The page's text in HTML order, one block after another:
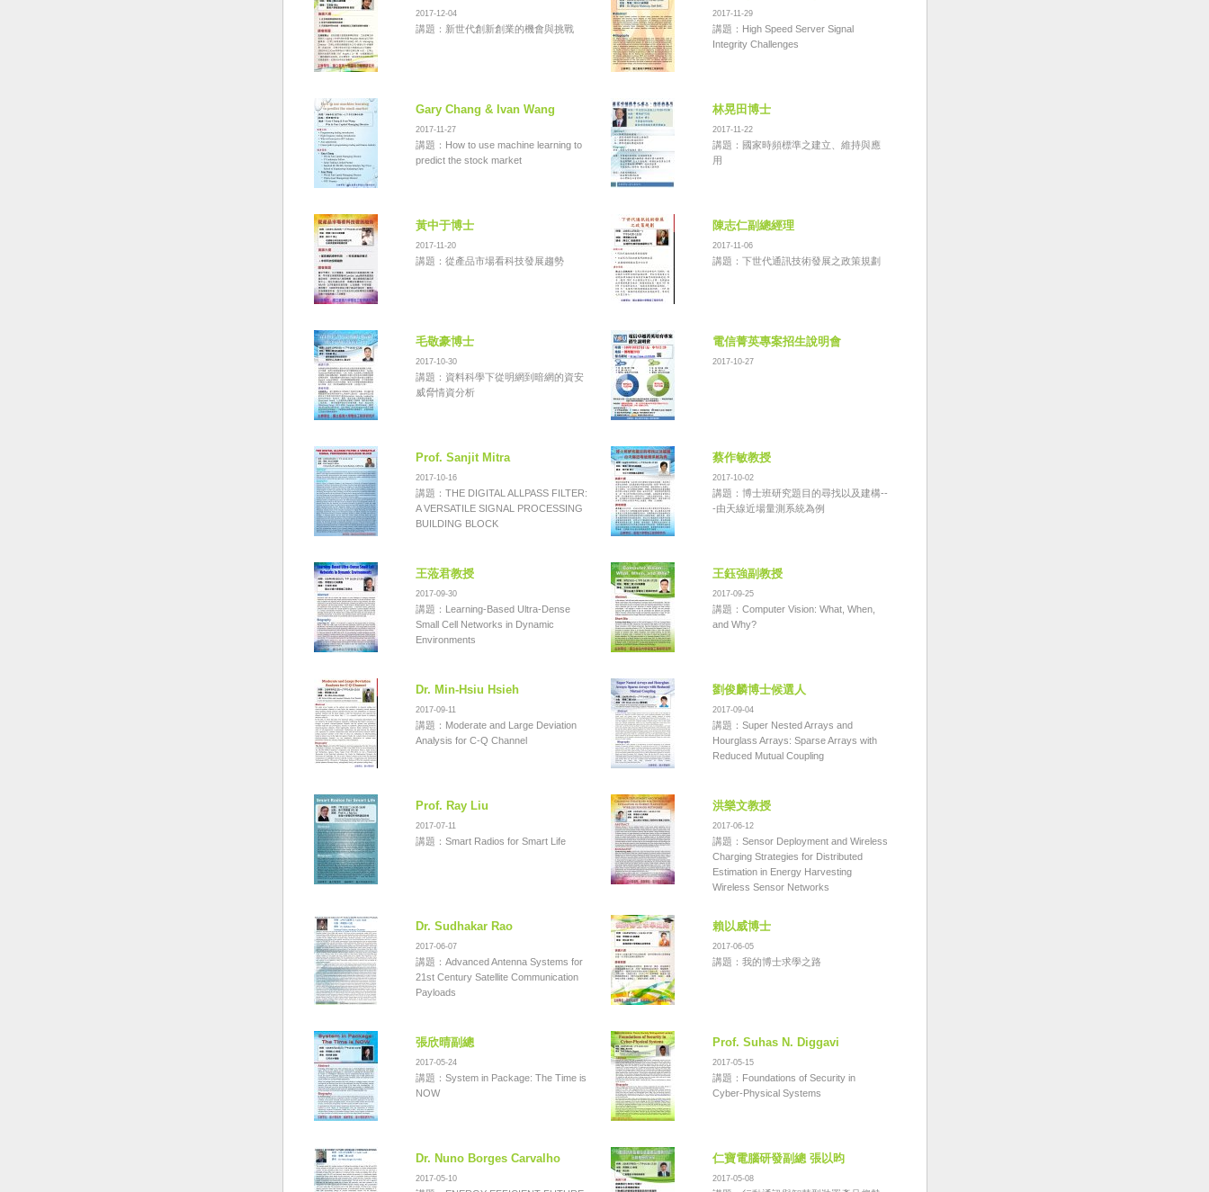
2017-12-04
講題：新世代創新創業的機會與挑戰
2017-11-29
講題：High Speed Server Signal
Integrity Challenges
Gary Chang & Ivan Wang
2017-11-27
講題：How to use machine learning to
predict the stock market
林晃田博士
2017-11-22
講題：國家時頻標準之建立、維持與應
用
黃中于博士
2017-11-20
講題：從產品市場看科技發展趨勢
陳志仁副總經理
2017-11-06
講題：下世代通訊技術發展之政策規劃
毛敬豪博士
2017-10-30
講題：資料科學下從明網到暗網的資安
威脅情資分析
電信菁英專案招生說明會
2017-10-27
Prof. Sanjit Mitra
2017-10-16
講題：THE DIGITAL ALLPASS FILTER:
A VERSATILE SIGNAL PROCESSING
BUILDING BLOCK
蔡作敏教授
2017-10-02
講題：博士班研究題目的尋找以及建構--
-由天線近場量測系統為例
王蒞君教授
2017-09-30
講題：Learning-Based Ultra-Dense
Small Cell Networks in Dynamic
Environments
王鈺強副教授
2017-09-25
講題：Computer Vision: What, When,
and Why?
Dr. Min-Hsiu Hsieh
2017-09-11
講題：Moderate and Large Deviation
Analysis for C-Q Channel
劉俊麟博士候選人
2017-09-04
講題：Super Nested Arrays and
Hourglass Arrays: Sparse Arrays with
Reduced Mutual Coupling
Prof. Ray Liu
2017-07-11
講題：Smart Radios for Smart Life
洪樂文教授
2017-06-12
講題：Sensor Deployment and Wireless
Charging Strategies for Distributed
Estimation in Energy Harvesting
Wireless Sensor Networks
Dr. Sudhakar Rao
2017-06-07
講題：Advanced Antenna Systems for
21st Century Satellite Communication
Payloads
賴以威博士
2017-06-05
講題：我的博士求學之路
張欣晴副總
2017-05-24
講題：System in Package: The Time is
NOW
Prof. Suhas N. Diggavi
2017-05-15
講題：Foundations of Security in
Cyber-Physical Systems
Dr. Nuno Borges Carvalho
2017-05-10
仁寶電腦研發副總 張以昀
2017-05-08